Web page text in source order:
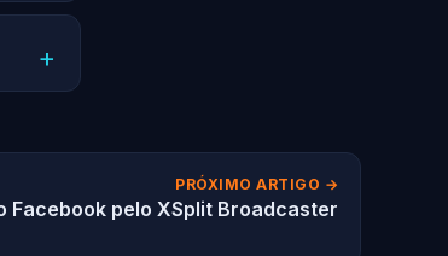
PRÓXIMO ARTIGO →
Facebook pelo XSplit Broadcaster